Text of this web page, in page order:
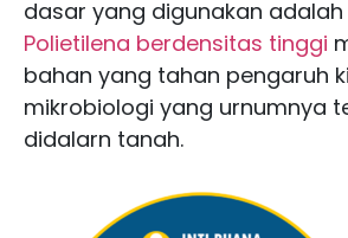
dasar yang digunakan adalah
Polietilena berdensitas tinggi
bahan yang tahan pengaruh
mikrobiologi yang urnumnya
didalarn tanah.